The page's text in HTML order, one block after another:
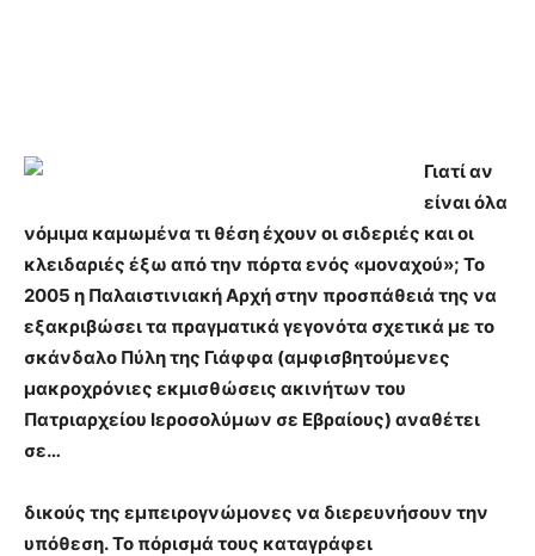
Γιατί αν
είναι όλα
νόμιμα καμωμένα τι θέση έχουν οι σιδεριές και οι
κλειδαριές έξω από την πόρτα ενός «μοναχού»; Το
2005 η Παλαιστινιακή Αρχή στην προσπάθειά της να
εξακριβώσει τα πραγματικά γεγονότα σχετικά με το
σκάνδαλο Πύλη της Γιάφφα (αμφισβητούμενες
μακροχρόνιες εκμισθώσεις ακινήτων του
Πατριαρχείου Ιεροσολύμων σε Εβραίους) αναθέτει
σε…
δικούς της εμπειρογνώμονες να διερευνήσουν την
υπόθεση. Το πόρισμά τους καταγράφει